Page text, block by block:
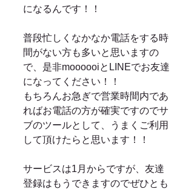
になるんです！！
普段忙しくなかなか電話をする時
間がない方も多いと思いますの
で、是非moooooiとLINEでお友達
になってください！！
もちろんお急ぎで営業時間内であ
ればお電話の方が確実ですのでサ
ブのツールとして、うまくご利用
して頂けたらと思います！！
サービスは1月からですが、友達
登録はもうできますのでぜひとも